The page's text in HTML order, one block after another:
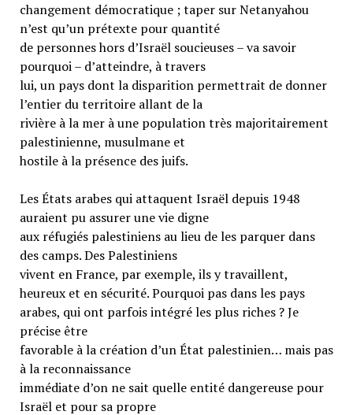
changement démocratique ; taper sur Netanyahou
n’est qu’un prétexte pour quantité
de personnes hors d’Israël soucieuses – va savoir
pourquoi – d’atteindre, à travers
lui, un pays dont la disparition permettrait de donner
l’entier du territoire allant de la
rivière à la mer à une population très majoritairement
palestinienne, musulmane et
hostile à la présence des juifs.
Les États arabes qui attaquent Israël depuis 1948
auraient pu assurer une vie digne
aux réfugiés palestiniens au lieu de les parquer dans
des camps. Des Palestiniens
vivent en France, par exemple, ils y travaillent,
heureux et en sécurité. Pourquoi pas dans les pays
arabes, qui ont parfois intégré les plus riches ? Je
précise être
favorable à la création d’un État palestinien… mais pas
à la reconnaissance
immédiate d’on ne sait quelle entité dangereuse pour
Israël et pour sa propre